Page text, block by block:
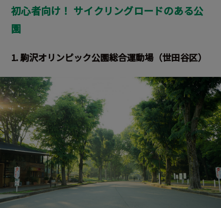
初心者向け！ サイクリングロードのある公
園
1. 駒沢オリンピック公園総合運動場 （世田谷区）